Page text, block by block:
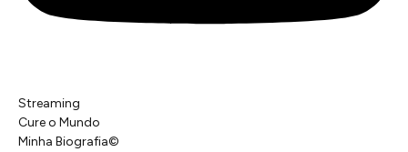
Streaming
Cure o Mundo
Minha Biografia©